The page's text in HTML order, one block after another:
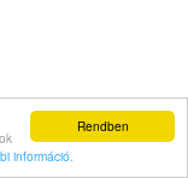
Rendben
információ.